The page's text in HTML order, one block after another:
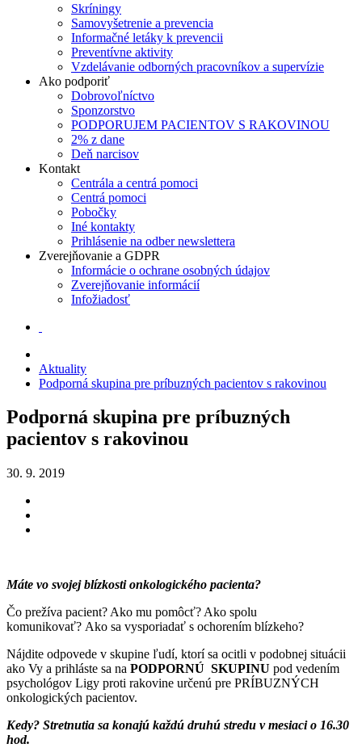
Skríningy
Samovyšetrenie a prevencia
Informačné letáky k prevencii
Preventívne aktivity
Vzdelávanie odborných pracovníkov a supervízie
Ako podporiť
Dobrovoľníctvo
Sponzorstvo
PODPORUJEM PACIENTOV S RAKOVINOU
2% z dane
Deň narcisov
Kontakt
Centrála a centrá pomoci
Centrá pomoci
Pobočky
Iné kontakty
Prihlásenie na odber newslettera
Zverejňovanie a GDPR
Informácie o ochrane osobných údajov
Zverejňovanie informácií
Infožiadosť
Aktuality
Podporná skupina pre príbuzných pacientov s rakovinou
Podporná skupina pre príbuzných
pacientov s rakovinou
30. 9. 2019
Máte vo svojej blízkosti onkologického pacienta?
Čo prežíva pacient? Ako mu pomôcť? Ako spolu
komunikovať? Ako sa vysporiadať s ochorením blízkeho?
Nájdite odpovede v skupine ľudí, ktorí sa ocitli v podobnej situácii
ako Vy a prihláste sa na PODPORNÚ SKUPINU pod vedením
psychológov Ligy proti rakovine určenú pre PRÍBUZNÝCH
onkologických pacientov.
Kedy? Stretnutia sa konajú každú druhú stredu v mesiaci o 16.30
hod.